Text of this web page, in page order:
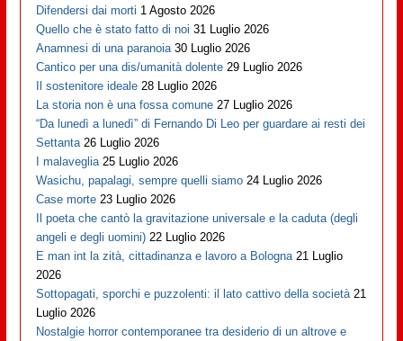
Difendersi dai morti 1 Agosto 2026
Quello che è stato fatto di noi 31 Luglio 2026
Anamnesi di una paranoia 30 Luglio 2026
Cantico per una dis/umanità dolente 29 Luglio 2026
Il sostenitore ideale 28 Luglio 2026
La storia non è una fossa comune 27 Luglio 2026
“Da lunedì a lunedì” di Fernando Di Leo per guardare ai resti dei
Settanta 26 Luglio 2026
I malaveglia 25 Luglio 2026
Wasichu, papalagi, sempre quelli siamo 24 Luglio 2026
Case morte 23 Luglio 2026
Il poeta che cantò la gravitazione universale e la caduta (degli
angeli e degli uomini) 22 Luglio 2026
E man int la zità, cittadinanza e lavoro a Bologna 21 Luglio
2026
Sottopagati, sporchi e puzzolenti: il lato cattivo della società 21
Luglio 2026
Nostalgie horror contemporanee tra desiderio di un altrove e